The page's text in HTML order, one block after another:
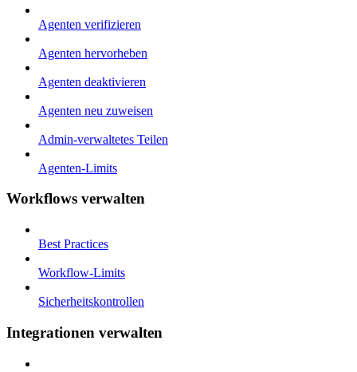
Agenten verifizieren
Agenten hervorheben
Agenten deaktivieren
Agenten neu zuweisen
Admin-verwaltetes Teilen
Agenten-Limits
Workflows verwalten
Best Practices
Workflow-Limits
Sicherheitskontrollen
Integrationen verwalten